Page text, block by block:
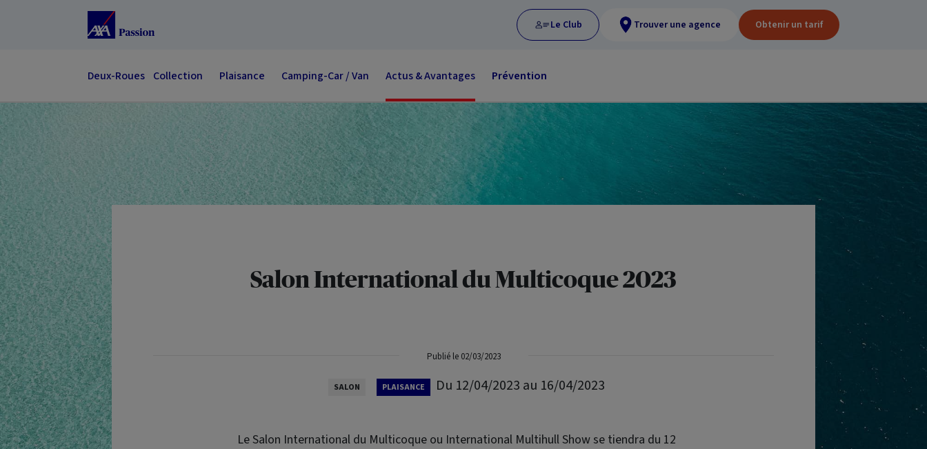
Accéder au Contenu
Le Club Trouver une agence Obtenir un tarif
Deux-Roues Collection Plaisance Camping-Car / Van Actus & Avantages Prévention
Salon International du Multicoque 2023
Publié le 02/03/2023
SALON PLAISANCE Du 12/04/2023 au 16/04/2023
Le Salon International du Multicoque ou International Multihull Showse tiendra du 12